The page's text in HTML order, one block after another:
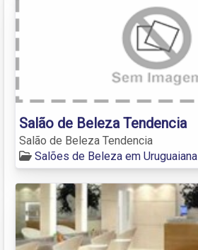
Salão de Beleza Tendencia
Salão de Beleza Tendencia
Salões de Beleza em Uruguaiana